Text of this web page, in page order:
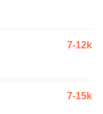
7-12k
7-15k